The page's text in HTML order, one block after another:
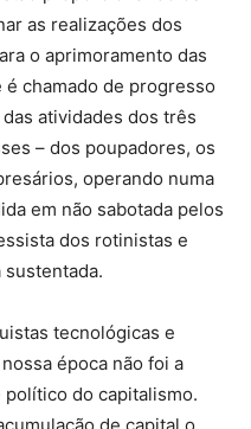
as realizações dos
o aprimoramento das
chamado de progresso
atividades dos três
– dos poupadores, os
operando numa
em não sabotada pelos
dos rotinistas e
tecnológicas e
época não foi a
do capitalismo.